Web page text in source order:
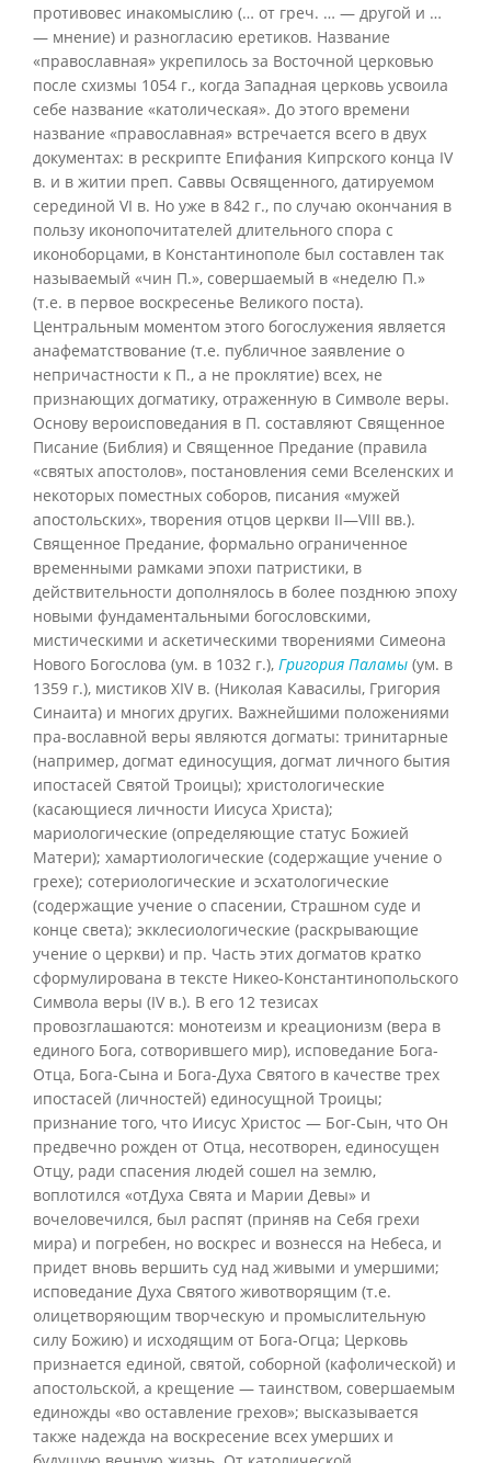
противовес инакомыслию (… от греч. … — другой и …
— мнение) и разногласию еретиков. Название
«православная» укрепилось за Восточной церковью
после схизмы 1054 г., когда Западная церковь усвоила
себе название «католическая». До этого времени
название «православная» встречается всего в двух
документах: в рескрипте Епифания Кипрского конца IV
в. и в житии преп. Саввы Освященного, датируемом
серединой VI в. Но уже в 842 г., по случаю окончания в
пользу иконопочитателей длительного спора с
иконоборцами, в Константинополе был составлен так
называемый «чин П.», совершаемый в «неделю П.»
(т.е. в первое воскресенье Великого поста).
Центральным моментом этого богослужения является
анафематствование (т.е. публичное заявление о
непричастности к П., а не проклятие) всех, не
признающих догматику, отраженную в Символе веры.
Основу вероисповедания в П. составляют Священное
Писание (Библия) и Священное Предание (правила
«святых апостолов», постановления семи Вселенских и
некоторых поместных соборов, писания «мужей
апостольских», творения отцов церкви II—VIII вв.).
Священное Предание, формально ограниченное
временными рамками эпохи патристики, в
действительности дополнялось в более позднюю эпоху
новыми фундаментальными богословскими,
мистическими и аскетическими творениями Симеона
Нового Богослова (ум. в 1032 г.), Григория Паламы (ум. в
1359 г.), мистиков XIV в. (Николая Кавасилы, Григория
Синаита) и многих других. Важнейшими положениями
пра-вославной веры являются догматы: тринитарные
(например, догмат единосущия, догмат личного бытия
ипостасей Святой Троицы); христологические
(касающиеся личности Иисуса Христа);
мариологические (определяющие статус Божией
Матери); хамартиологические (содержащие учение о
грехе); сотериологические и эсхатологические
(содержащие учение о спасении, Страшном суде и
конце света); экклесиологические (раскрывающие
учение о церкви) и пр. Часть этих догматов кратко
сформулирована в тексте Никео-Константинопольского
Символа веры (IV в.). В его 12 тезисах
провозглашаются: монотеизм и креационизм (вера в
единого Бога, сотворившего мир), исповедание Бога-
Отца, Бога-Сына и Бога-Духа Святого в качестве трех
ипостасей (личностей) единосущной Троицы;
признание того, что Иисус Христос — Бог-Сын, что Он
предвечно рожден от Отца, несотворен, единосущен
Отцу, ради спасения людей сошел на землю,
воплотился «отДуха Свята и Марии Девы» и
вочеловечился, был распят (приняв на Себя грехи
мира) и погребен, но воскрес и вознесся на Небеса, и
придет вновь вершить суд над живыми и умершими;
исповедание Духа Святого животворящим (т.е.
олицетворяющим творческую и промыслительную
силу Божию) и исходящим от Бога-Огца; Церковь
признается единой, святой, соборной (кафолической) и
апостольской, а крещение — таинством, совершаемым
единожды «во оставление грехов»; высказывается
также надежда на воскресение всех умерших и